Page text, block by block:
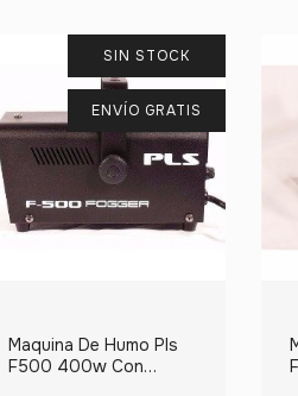
SIN STOCK
ENVÍO GRATIS
Maquina De Humo Pls
F500 400w Con